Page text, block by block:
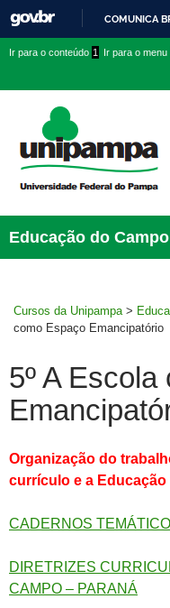
COMUNICA
conteúdo
menu
superior
menu
Ir para o conteúdo 1 Ir para o menu
Educação do
Cursos da Unipampa >
como Espaço Emancipatório
5º A
Organização do
currículo e a Educação
CADERNOS
DIRETRIZES
CAMPO – PARANÁ